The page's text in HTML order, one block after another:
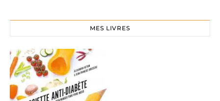
MES LIVRES